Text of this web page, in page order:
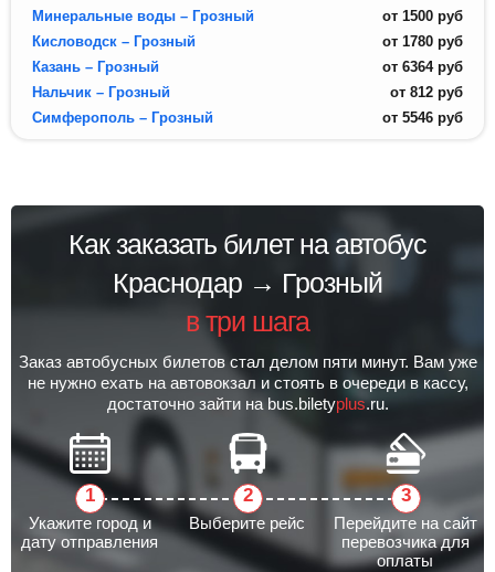
Минеральные воды – Грозный
от 1500 руб
Кисловодск – Грозный
от 1780 руб
Казань – Грозный
от 6364 руб
Нальчик – Грозный
от 812 руб
Симферополь – Грозный
от 5546 руб
Как заказать билет на автобус
Краснодар → Грозный
в три шага
Заказ автобусных билетов стал делом пяти минут. Вам уже
не нужно ехать на автовокзал и стоять в очереди в кассу,
достаточно зайти на bus.biletyplus.ru.
Укажите город и
дату отправления
Выберите рейс
Перейдите на сайт
перевозчика для
оплаты